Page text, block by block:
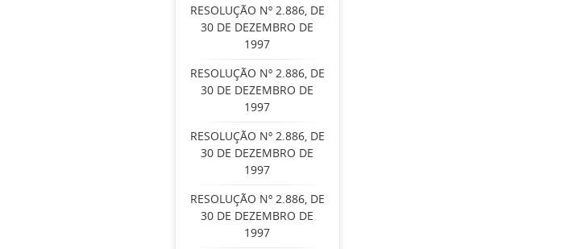
RESOLUÇÃO Nº 2.886, DE
30 DE DEZEMBRO DE
1997
RESOLUÇÃO Nº 2.886, DE
30 DE DEZEMBRO DE
1997
RESOLUÇÃO Nº 2.886, DE
30 DE DEZEMBRO DE
1997
RESOLUÇÃO Nº 2.886, DE
30 DE DEZEMBRO DE
1997